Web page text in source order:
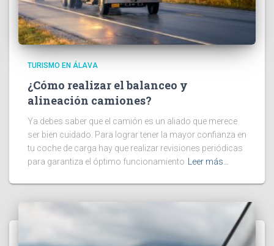
TURISMO EN ÁLAVA
¿Cómo realizar el balanceo y
alineación camiones?
Ya debes saber que el camión es un aliado que merece
ser bien cuidado. Para lograr tener la mayor confianza en
tu coche de carga hay que realizar revisiones periódicas
para garantiza el óptimo funcionamiento
Leer más…